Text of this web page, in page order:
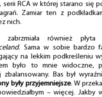
RCA w której starano się
Zamiar ten z
nich.
zabrzmiała również płyta
. Sama w sobie bardzo
na lekkim podkreśleniu
było to mnie widoczne,
Bas był
były przyjemniejsze. W
– więcej. Jakby